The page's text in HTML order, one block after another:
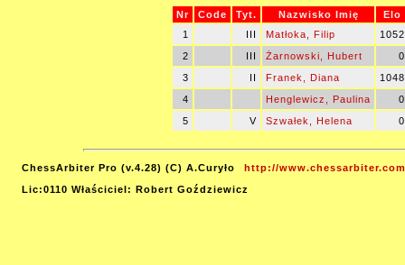
Nr Code Tyt. Nazwisko Imię
Elo
1
III Matłoka, Filip
1052
2
III Żarnowski, Hubert
0
3
II Franek, Diana
1048
4
Henglewicz, Paulina
0
5
V Szwałek, Helena 0
ChessArbiter Pro (v.4.28) (C) A.Curyło
http://
Lic:0110 Właściciel: Robert Goździewicz